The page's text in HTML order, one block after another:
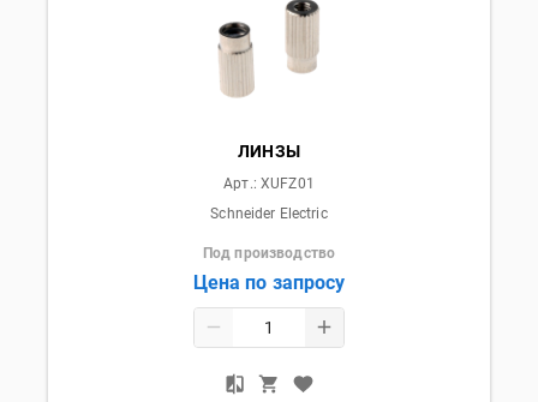
ЛИНЗЫ
Арт.: XUFZ01
Schneider Electric
Под производство
Цена по запросу